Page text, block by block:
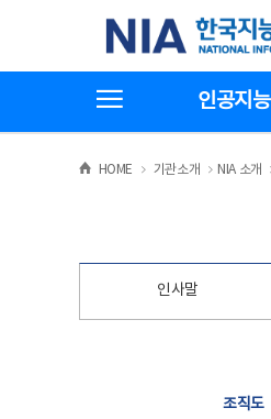
기
한국지능정보사회진흥원
인공지능
HOME >
기관소개 >NIA 소개
인사말
조직도